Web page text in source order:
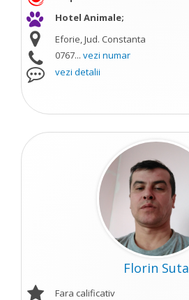
Hotel Animale;
Eforie, Jud. Constanta
0767... vezi numar
vezi detalii
Florin Suta
Fara calificativ